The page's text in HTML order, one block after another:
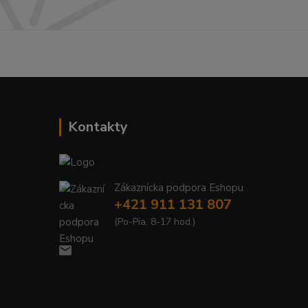
Kontakty
Zákaznícka podpora Eshopu
+421 911 131 807
(Po-Pia, 8-17 hod.)